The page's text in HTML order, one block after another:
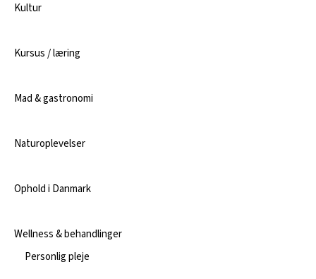
Kultur
Kursus / læring
Mad & gastronomi
Naturoplevelser
Ophold i Danmark
Wellness & behandlinger
Personlig pleje